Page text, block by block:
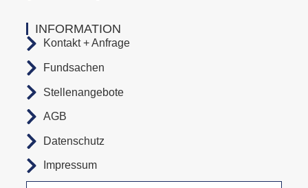
INFORMATION
Kontakt + Anfrage
Fundsachen
Stellenangebote
AGB
Datenschutz
Impressum